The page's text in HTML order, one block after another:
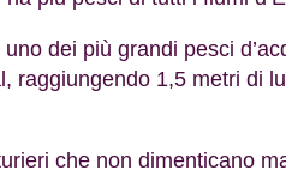
dei più grandi pesci
raggiungendo 1,5 metri di
che non dimenticano